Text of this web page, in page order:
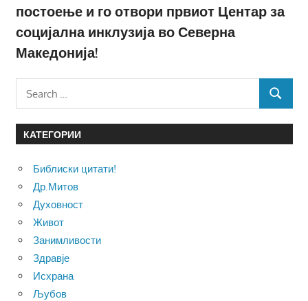
постоење и го отвори првиот Центар за
социјална инклузија во Северна
Македонија!
SEARCH
КАТЕГОРИИ
Библиски цитати!
Др.Митов
Духовност
Живот
Занимливости
Здравје
Исхрана
Љубов